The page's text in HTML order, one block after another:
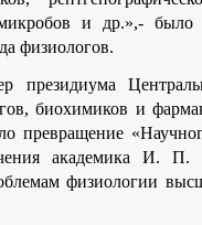
и др.»,- было
физиологов.
биохимиков и
превращение
академика И. П.
физиологии